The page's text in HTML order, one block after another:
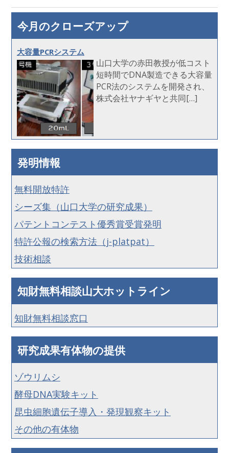
今月のクローズアップ
大容量PCRシステム
山口大学の赤田教授が低コスト
短時間でDNA製造できる大容量
PCR法のシステムを開発され、
株式会社ヤナギヤと共同[…]
発明情報
無料開放特許
シーズ集（山口大学の研究成果）
パテントコンテスト優秀賞受賞発明
特許公報の検索方法（j-platpat）
技術相談
知財無料相談山大ホットライン
知財無料相談窓口
研究成果有体物の提供
ゾウリムシ
酵母DNA実験キット
昆虫細胞遺伝子導入・発現観察キット
その他の有体物